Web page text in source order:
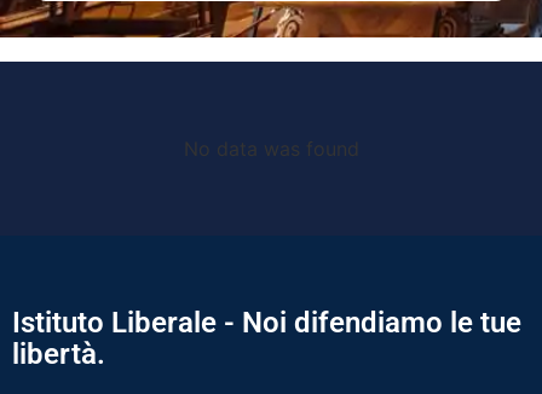
No data was found
Istituto Liberale - Noi difendiamo le tue
libertà.